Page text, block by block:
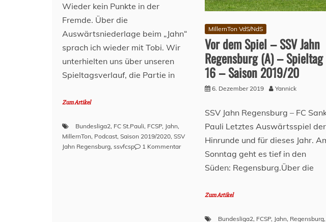
Wieder kein Punkte in der
Fremde. Über die
Auswärtsniederlage beim „Jahn“
sprach ich wieder mit Tobi. Wir
unterhielten uns über unseren
Spieltagsverlauf, die Partie in
Zum Artikel
Bundesliga2, FC St.Pauli, FCSP, Jahn,
MillernTon, Podcast, Saison 2019/2020, SSV
Jahn Regensburg, ssvfcsp 1 Kommentarzu
Regensburg
MillernTon VdS/NdS
Vor dem Spiel – SSV Jahn
Regensburg (A) – Spieltag
16 – Saison 2019/20
6. Dezember 2019 Yannick
SSV Jahn Regensburg – FC
Pauli Letztes Auswärtsspiel der
Hinrunde und für dieses Jahr.
Sonntag geht es tief in den
Süden: Regensburg.Über die
Zum Artikel
Bundesliga2, FCSP, Jahn, Regensburg,